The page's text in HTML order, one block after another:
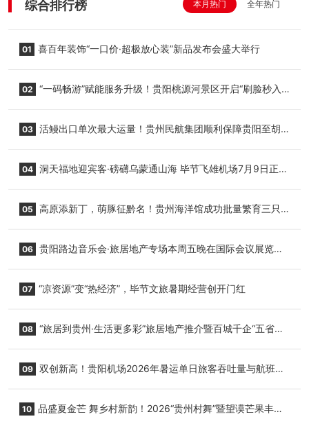
综合排行榜 本月热门 全年热门
01 喜百年装饰“一口价·超极放心装”新品发布会盛大举行
02 “一码畅游”赋能服务升级！贵阳桃源河景区开启“刷脸秒入
03 活鳗出口单次最大运量！贵州民航集团顺利保障贵阳至胡
04 洞天福地迎宾客·磅礴乌蒙通山海 毕节飞雄机场7月9日正式
05 高原添新丁，萌豚征黔名！贵州海洋馆成功批量繁育三只
06 贵阳路边音乐会·旅居地产专场本周五晚在国际会议展览中
07 “凉资源”变“热经济”，毕节文旅暑期经营创开门红
08 “旅居到贵州·生活更多彩”旅居地产推介暨百城千企“五省
09 双创新高！贵阳机场2026年暑运单日旅客吞吐量与航班起
10 品盛夏金芒 舞乡村新韵！2026“贵州村舞”暨望谟芒果丰收